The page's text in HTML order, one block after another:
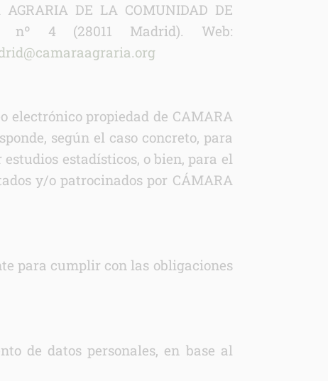
DE LA COMUNIDAD DE
4 (28011 Madrid). Web:
electrónico propiedad de CAMARA
según el caso concreto, para
estadísticos, o bien, para el
y/o patrocinados por CÁMARA
para cumplir con las obligaciones
de datos personales, en base al